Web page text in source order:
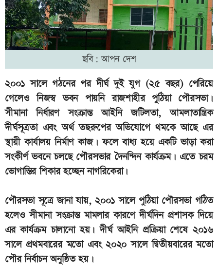
ছবি: আপন দেশ
২০০১ সালে গঠনের পর দীর্ঘ দুই যুগ (২৫ বছর) পেরিয়ে
গেলেও নিজস্ব ভবন পায়নি রাজশাহীর পুঠিয়া পৌরসভা।
সীমানা নির্ধারণ সংক্রান্ত আইনি জটিলতা, আমলাতান্ত্রিক
দীর্ঘসূত্রতা এবং অর্থ তছরুপের অভিযোগে থমকে আছে এর
স্থায়ী কার্যালয় নির্মাণ কাজ। ফলে বাধ্য হয়ে একটি ভাড়া করা
সংকীর্ণ ভবনে চলছে পৌরসভার দৈনন্দিন কার্যক্রম। এতে চরম
ভোগান্তির শিকার হচ্ছেন নাগরিকেরা।
পৌরসভা সূত্রে জানা যায়, ২০০১ সালে পুঠিয়া পৌরসভা গঠিত
হলেও সীমানা সংক্রান্ত মামলার কারণে দীর্ঘদিন প্রশাসক দিয়ে
এর কার্যক্রম চালানো হয়। দীর্ঘ আইনি প্রক্রিয়া শেষে ২০১৬
সালে প্রথমবারের মতো এবং ২০২০ সালে দ্বিতীয়বারের মতো
পৌর নির্বাচন অনুষ্ঠিত হয়।